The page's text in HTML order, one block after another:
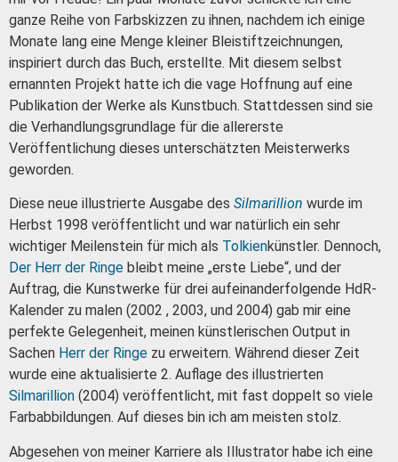
ganze Reihe von Farbskizzen zu ihnen, nachdem ich einige
Monate lang eine Menge kleiner Bleistiftzeichnungen,
inspiriert durch das Buch, erstellte. Mit diesem selbst
ernannten Projekt hatte ich die vage Hoffnung auf eine
Publikation der Werke als Kunstbuch. Stattdessen sind sie
die Verhandlungsgrundlage für die allererste
Veröffentlichung dieses unterschätzten Meisterwerks
geworden.
Diese neue illustrierte Ausgabe des Silmarillion wurde im
Herbst 1998 veröffentlicht und war natürlich ein sehr
wichtiger Meilenstein für mich als Tolkienkünstler. Dennoch,
Der Herr der Ringe bleibt meine „erste Liebe“, und der
Auftrag, die Kunstwerke für drei aufeinanderfolgende HdR-
Kalender zu malen (2002 , 2003, und 2004) gab mir eine
perfekte Gelegenheit, meinen künstlerischen Output in
Sachen Herr der Ringe zu erweitern. Während dieser Zeit
wurde eine aktualisierte 2. Auflage des illustrierten
Silmarillion (2004) veröffentlicht, mit fast doppelt so viele
Farbabbildungen. Auf dieses bin ich am meisten stolz.
Abgesehen von meiner Karriere als Illustrator habe ich eine